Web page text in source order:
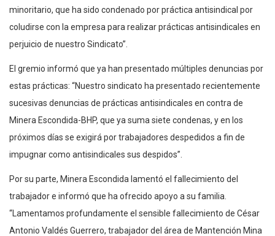
minoritario, que ha sido condenado por práctica antisindical por
coludirse con la empresa para realizar prácticas antisindicales en
perjuicio de nuestro Sindicato”.
El gremio informó que ya han presentado múltiples denuncias por
estas prácticas: “Nuestro sindicato ha presentado recientemente
sucesivas denuncias de prácticas antisindicales en contra de
Minera Escondida-BHP, que ya suma siete condenas, y en los
próximos días se exigirá por trabajadores despedidos a fin de
impugnar como antisindicales sus despidos”.
Por su parte, Minera Escondida lamentó el fallecimiento del
trabajador e informó que ha ofrecido apoyo a su familia.
“Lamentamos profundamente el sensible fallecimiento de César
Antonio Valdés Guerrero, trabajador del área de Mantención Mina